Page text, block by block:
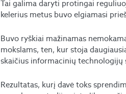
Tai galima daryti protingai
kelerius metus buvo elgiamasi
Buvo ryškiai mažinamas
mokslams, ten, kur stoja
skaičius informacinių technologijų
Rezultatas, kurį davė toks